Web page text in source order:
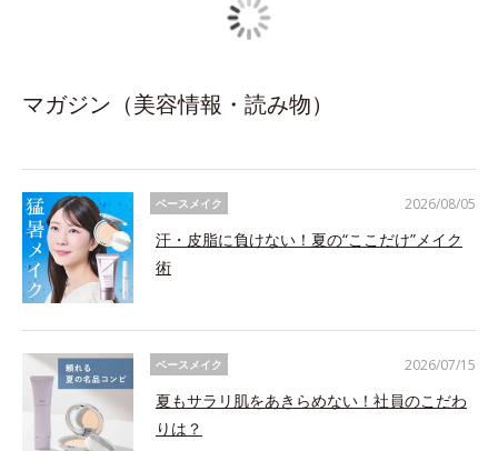
マガジン（美容情報・読み物）
ベースメイク
汗・皮脂に負けない！夏の“ここだけ”メイク
術
2026/08/05
ベースメイク
夏もサラリ肌をあきらめない！社員のこだわ
りは？
2026/07/15